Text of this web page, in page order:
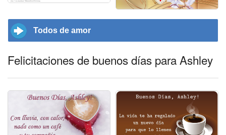
Todos de amor
Felicitaciones de buenos días para Ashley